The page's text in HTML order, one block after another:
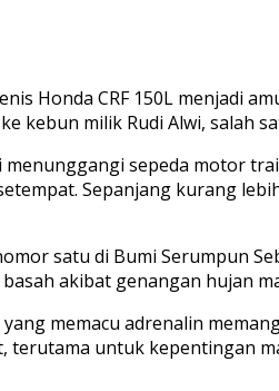
Honda CRF 150L menjadi
kebun milik Rudi Alwi, salah
sepeda motor
Sepanjang kurang
satu di Bumi Serumpun
akibat genangan hujan
memacu adrenalin
untuk kepentingan